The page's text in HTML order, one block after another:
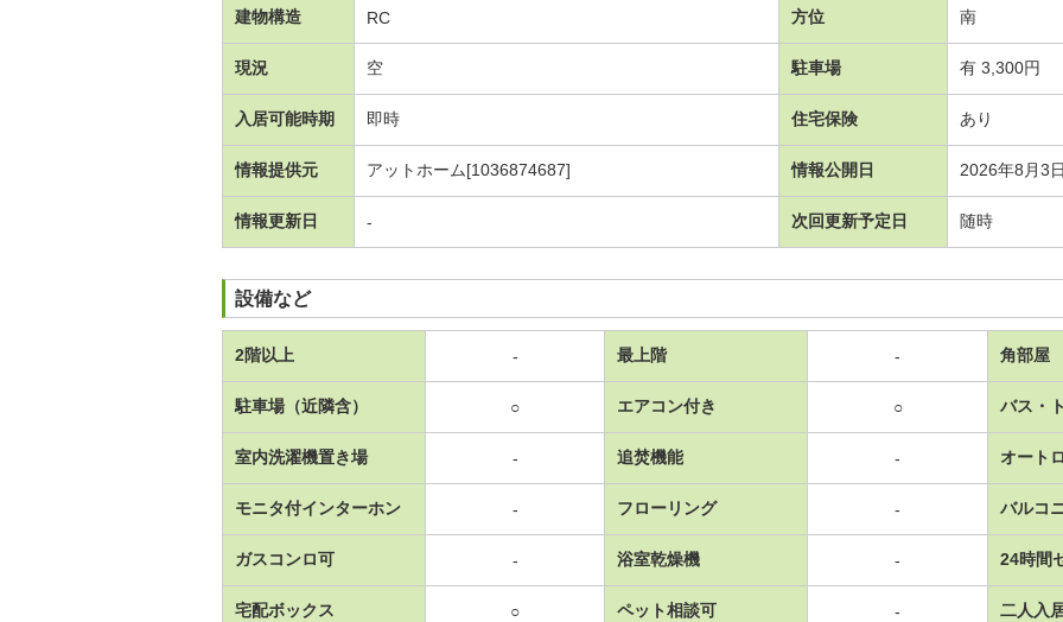
建物構造 RC 方位 南
現況 空 駐車場 有 3,300円
入居可能時期 即時 住宅保険 あり
情報提供元 アットホーム[1036874687] 情報公開日 2026年8月3日
情報更新日 - 次回更新予定日 随時
設備など
2階以上 - 最上階 - 角部屋
駐車場（近隣含） ○ エアコン付き ○ バス・
室内洗濯機置き場 - 追焚機能 - オート
モニタ付インターホン - フローリング - バルコ
ガスコンロ可 - 浴室乾燥機 - 24時間
宅配ボックス ○ ペット相談可 - 二人入